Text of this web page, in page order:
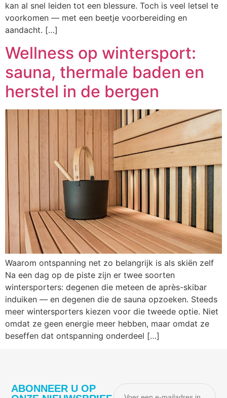
kan al snel leiden tot een blessure. Toch is veel letsel te
voorkomen — met een beetje voorbereiding en
aandacht. […]
Wellness op wintersport:
sauna, thermale baden en
herstel in de bergen
Waarom ontspanning net zo belangrijk is als skiën zelf
Na een dag op de piste zijn er twee soorten
wintersporters: degenen die meteen de après-skibar
induiken — en degenen die de sauna opzoeken. Steeds
meer wintersporters kiezen voor die tweede optie. Niet
omdat ze geen energie meer hebben, maar omdat ze
beseffen dat ontspanning onderdeel […]
ABONNEER U OP